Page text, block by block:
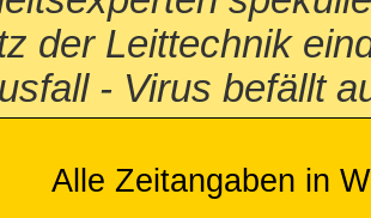
der Leittechnik
- Virus befällt
Alle Zeitangaben in